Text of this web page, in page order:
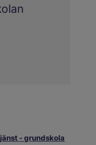
- grundskola